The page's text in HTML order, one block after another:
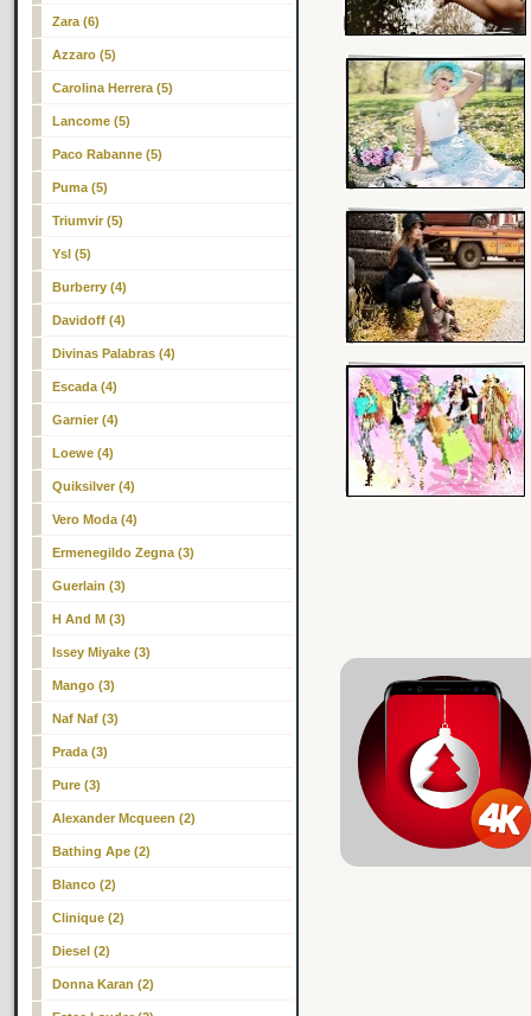
Zara (6)
Azzaro (5)
Carolina Herrera (5)
Lancome (5)
Paco Rabanne (5)
Puma (5)
Triumvir (5)
Ysl (5)
Burberry (4)
Davidoff (4)
Divinas Palabras (4)
Escada (4)
Garnier (4)
Loewe (4)
Quiksilver (4)
Vero Moda (4)
Ermenegildo Zegna (3)
Guerlain (3)
H And M (3)
Issey Miyake (3)
Mango (3)
Naf Naf (3)
Prada (3)
Pure (3)
Alexander Mcqueen (2)
Bathing Ape (2)
Blanco (2)
Clinique (2)
Diesel (2)
Donna Karan (2)